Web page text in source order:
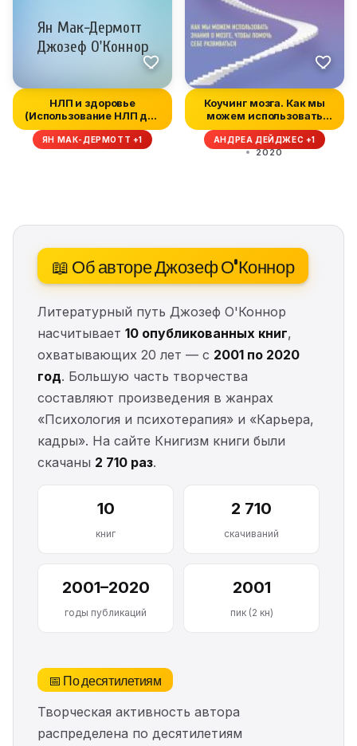
НЛП и здоровье
(Использование НЛП для
улучшения зд...
ЯН МАК-ДЕРМОТТ +1
Коучинг мозга. Как мы
можем использовать
знания о...
АНДРЕА ДЕЙДЖЕС +1
2020
📖 Об авторе Джозеф О'Коннор
Литературный путь Джозеф О'Коннор
насчитывает 10 опубликованных книг,
охватывающих 20 лет — с 2001 по 2020
год. Большую часть творчества
составляют произведения в жанрах
«Психология и психотерапия» и «Карьера,
кадры». На сайте Книгизм книги были
скачаны 2 710 раз.
10
книг
2 710
скачиваний
2001–2020
годы публикаций
2001
пик (2 кн)
📅 По десятилетиям
Творческая активность автора
распределена по десятилетиям